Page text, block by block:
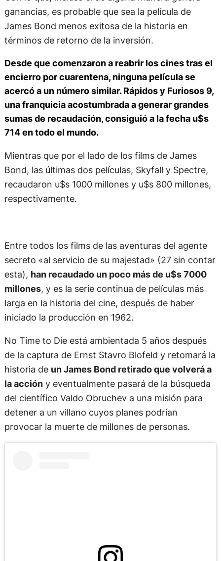
ganancias, es probable que sea la película de
James Bond menos exitosa de la historia en
términos de retorno de la inversión.
Desde que comenzaron a reabrir los cines tras el
encierro por cuarentena, ninguna película se
acercó a un número similar. Rápidos y Furiosos 9,
una franquicia acostumbrada a generar grandes
sumas de recaudación, consiguió a la fecha u$s
714 en todo el mundo.
Mientras que por el lado de los films de James
Bond, las últimas dos películas, Skyfall y Spectre,
recaudaron u$s 1000 millones y u$s 800 millones,
respectivamente.
Entre todos los films de las aventuras del agente
secreto «al servicio de su majestad» (27 sin contar
esta), han recaudado un poco más de u$s 7000
millones, y es la serie continua de películas más
larga en la historia del cine, después de haber
iniciado la producción en 1962.
No Time to Die está ambientada 5 años después
de la captura de Ernst Stavro Blofeld y retomará la
historia de un James Bond retirado que volverá a
la accióny eventualmente pasará de la búsqueda
del científico Valdo Obruchev a una misión para
detener a un villano cuyos planes podrían
provocar la muerte de millones de personas.